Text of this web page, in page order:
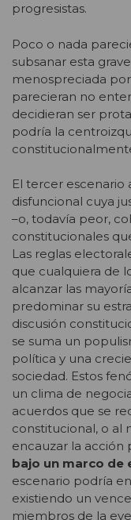
progresistas.
Poco o nada
subsanar esta
menospreciada
parecieran no
decidieran ser
podría la
El tercer escenario
disfuncional cuya
–o, todavía peor,
constitucionales
Las reglas
que cualquiera de
alcanzar las
predominar su
discusión
se suma un
política y una
sociedad. Estos
un clima de
acuerdos que se
constitucional, o al
encauzar la acción
bajo un marco de
escenario podría
existiendo un
miembros de la